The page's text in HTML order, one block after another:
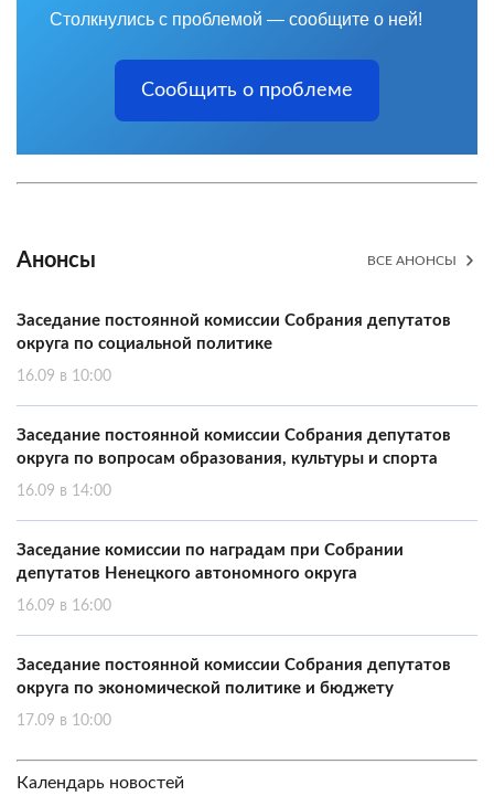
Столкнулись с проблемой — сообщите о ней!
Сообщить о проблеме
Анонсы ВСЕ АНОНСЫ
Заседание постоянной комиссии Собрания депутатов
округа по социальной политике
16.09 в 10:00
Заседание постоянной комиссии Собрания депутатов
округа по вопросам образования, культуры и спорта
16.09 в 14:00
Заседание комиссии по наградам при Собрании
депутатов Ненецкого автономного округа
16.09 в 16:00
Заседание постоянной комиссии Собрания депутатов
округа по экономической политике и бюджету
17.09 в 10:00
Календарь новостей